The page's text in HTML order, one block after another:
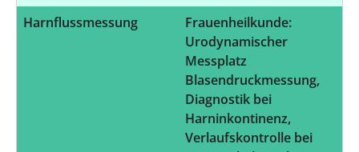
Harnflussmessung
Frauenheilkunde:
Urodynamischer
Messplatz
Blasendruckmessung,
Diagnostik bei
Harninkontinenz,
Verlaufskontrolle bei